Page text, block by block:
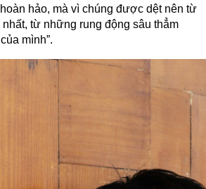
hảo, mà vì chúng được dệt nên từ
từ những rung động sâu thẳm
mình”.